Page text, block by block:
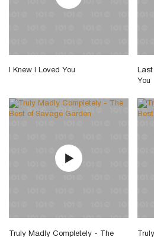
I Knew I Loved You
Last
You
Truly Madly Completely - The